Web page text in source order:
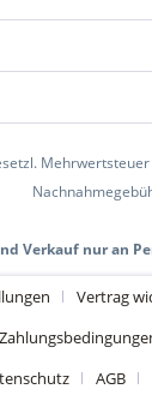
Mehrwertsteuer
Verkauf nur an
Vertrag
AGB